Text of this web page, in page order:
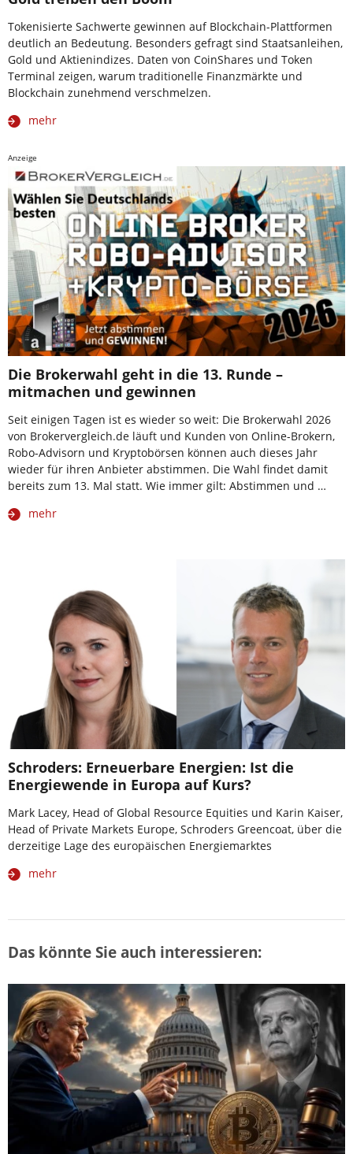
Tokenisierte Sachwerte gewinnen auf Blockchain-Plattformen
deutlich an Bedeutung. Besonders gefragt sind Staatsanleihen,
Gold und Aktienindizes. Daten von CoinShares und Token
Terminal zeigen, warum traditionelle Finanzmärkte und
Blockchain zunehmend verschmelzen.
mehr
Anzeige
Die Brokerwahl geht in die 13. Runde –
mitmachen und gewinnen
Seit einigen Tagen ist es wieder so weit: Die Brokerwahl 2026
von Brokervergleich.de läuft und Kunden von Online-Brokern,
Robo-Advisorn und Kryptobörsen können auch dieses Jahr
wieder für ihren Anbieter abstimmen. Die Wahl findet damit
bereits zum 13. Mal statt. Wie immer gilt: Abstimmen und …
mehr
Schroders: Erneuerbare Energien: Ist die
Energiewende in Europa auf Kurs?
Mark Lacey, Head of Global Resource Equities und Karin Kaiser,
Head of Private Markets Europe, Schroders Greencoat, über die
derzeitige Lage des europäischen Energiemarktes
mehr
Das könnte Sie auch interessieren: